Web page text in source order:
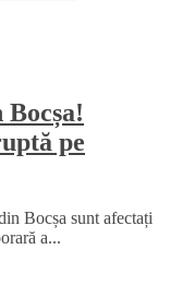
pe
Bocșa sunt afectați
a...